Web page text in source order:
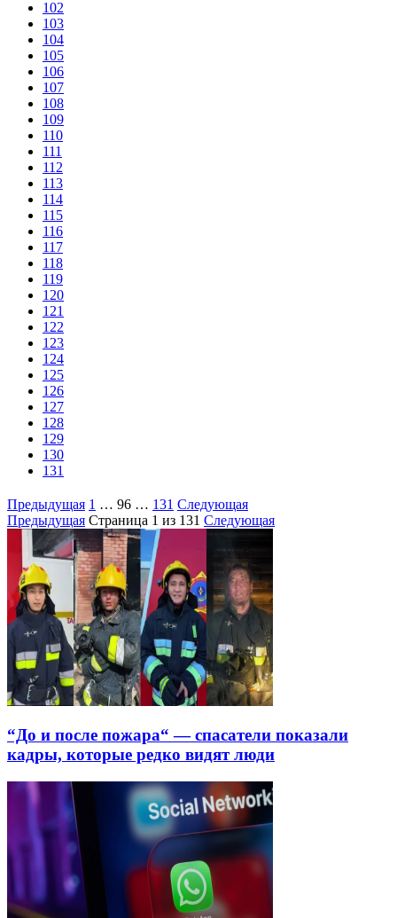
102
103
104
105
106
107
108
109
110
111
112
113
114
115
116
117
118
119
120
121
122
123
124
125
126
127
128
129
130
131
Предыдущая 1 … 96 … 131 Следующая
Предыдущая Страница 1 из 131 Следующая
“До и после пожара“ — спасатели показали
кадры, которые редко видят люди